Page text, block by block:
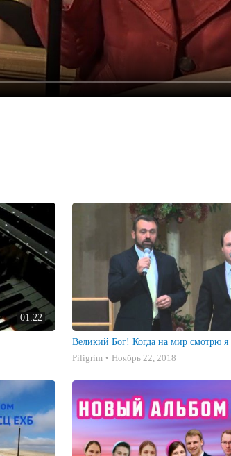
01:22
Великий Бог! Когда на мир смотрю я
Piligrim
Ноябрь 22, 2018